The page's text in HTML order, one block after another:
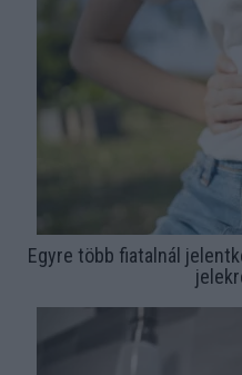
Egyre több fiatalnál